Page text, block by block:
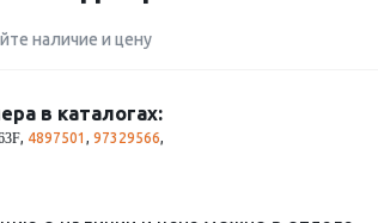
наличие и цену
в каталогах:
, 4897501 , 97329566,